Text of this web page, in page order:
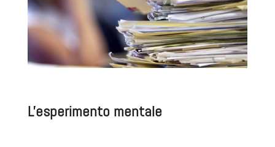
L'esperimento mentale